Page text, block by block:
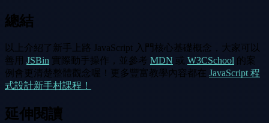
總結
以上介紹了新手上路 JavaScript 入門核心基礎概念，大家可以
善用 JSBin 實際動手操作，並參考 MDN 或 W3CSchool 的案
例會更清楚整體觀念喔！更多豐富教學內容都在 JavaScript 程
式設計新手村課程！
延伸閱讀